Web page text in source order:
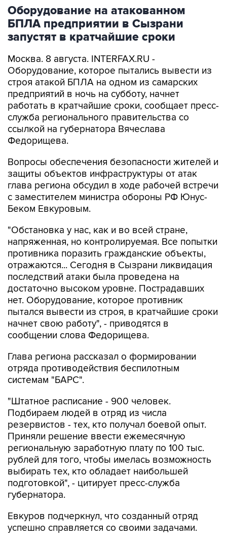
Оборудование на атакованном
БПЛА предприятии в Сызрани
запустят в кратчайшие сроки
Москва. 8 августа. INTERFAX.RU -
Оборудование, которое пытались вывести из
строя атакой БПЛА на одном из самарских
предприятий в ночь на субботу, начнет
работать в кратчайшие сроки, сообщает пресс-
служба регионального правительства со
ссылкой на губернатора Вячеслава
Федорищева.
Вопросы обеспечения безопасности жителей и
защиты объектов инфраструктуры от атак
глава региона обсудил в ходе рабочей встречи
с заместителем министра обороны РФ Юнус-
Беком Евкуровым.
"Обстановка у нас, как и во всей стране,
напряженная, но контролируемая. Все попытки
противника поразить гражданские объекты,
отражаются... Сегодня в Сызрани ликвидация
последствий атаки была проведена на
достаточно высоком уровне. Пострадавших
нет. Оборудование, которое противник
пытался вывести из строя, в кратчайшие сроки
начнет свою работу", - приводятся в
сообщении слова Федорищева.
Глава региона рассказал о формировании
отряда противодействия беспилотным
системам "БАРС".
"Штатное расписание - 900 человек.
Подбираем людей в отряд из числа
резервистов - тех, кто получал боевой опыт.
Приняли решение ввести ежемесячную
региональную заработную плату по 100 тыс.
рублей для того, чтобы имелась возможность
выбирать тех, кто обладает наибольшей
подготовкой", - цитирует пресс-служба
губернатора.
Евкуров подчеркнул, что созданный отряд
успешно справляется со своими задачами.